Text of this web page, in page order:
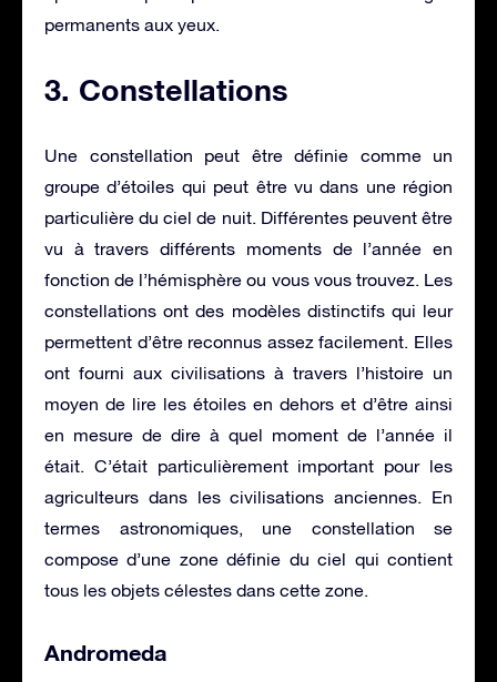
permanents aux yeux.
3. Constellations
Une constellation peut être définie comme un
groupe d’étoiles qui peut être vu dans une région
particulière du ciel de nuit. Différentes peuvent être
vu à travers différents moments de l’année en
fonction de l’hémisphère ou vous vous trouvez. Les
constellations ont des modèles distinctifs qui leur
permettent d’être reconnus assez facilement. Elles
ont fourni aux civilisations à travers l’histoire un
moyen de lire les étoiles en dehors et d’être ainsi
en mesure de dire à quel moment de l’année il
était. C’était particulièrement important pour les
agriculteurs dans les civilisations anciennes. En
termes astronomiques, une constellation se
compose d’une zone définie du ciel qui contient
tous les objets célestes dans cette zone.
Andromeda